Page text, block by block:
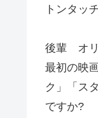
トンタッ
後輩 オリ
最初の映
ク」「ス
ですか?